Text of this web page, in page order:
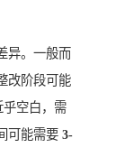
异。一般而
改阶段可能
乎空白，需
可能需要 3-